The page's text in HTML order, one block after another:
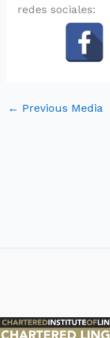
redes sociales:
← Previous Media